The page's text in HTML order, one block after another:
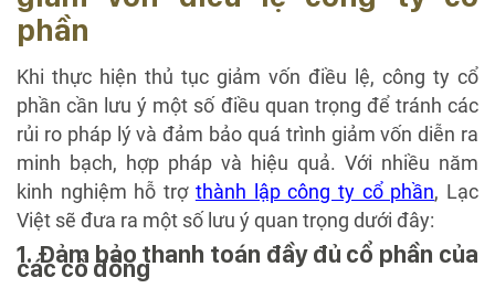
phần
Khi thực hiện thủ tục giảm vốn điều lệ, công ty cổ
phần cần lưu ý một số điều quan trọng để tránh các
rủi ro pháp lý và đảm bảo quá trình giảm vốn diễn ra
minh bạch, hợp pháp và hiệu quả. Với nhiều năm
kinh nghiệm hỗ trợ thành lập công ty cổ phần, Lạc
Việt sẽ đưa ra một số lưu ý quan trọng dưới đây:
1. Đảm bảo thanh toán đầy đủ cổ phần của
các cổ đông